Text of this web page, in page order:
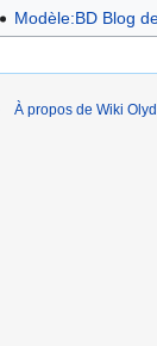
Modèle:BD Blog
À propos de Wiki